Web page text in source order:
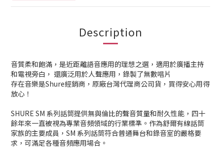
Description
音質柔和飽滿，是近距離語音應用的理想之選，適用於廣播主持
和電視旁白， 還廣泛用於人聲應用，錄製了無數唱片
存在音樂是Shure經銷商，原廠台灣代理商公司貨，買得安心用得
放心！
SHURE SM 系列話筒提供無與倫比的聲音質量和耐久性能，四十
餘年來一直被視為專業音頻領域的行業標準。作為舒爾有線話筒
家族的主要成員，SM 系列話筒符合普通舞台和錄音室的嚴格要
求，可滿足各種音頻應用場合。